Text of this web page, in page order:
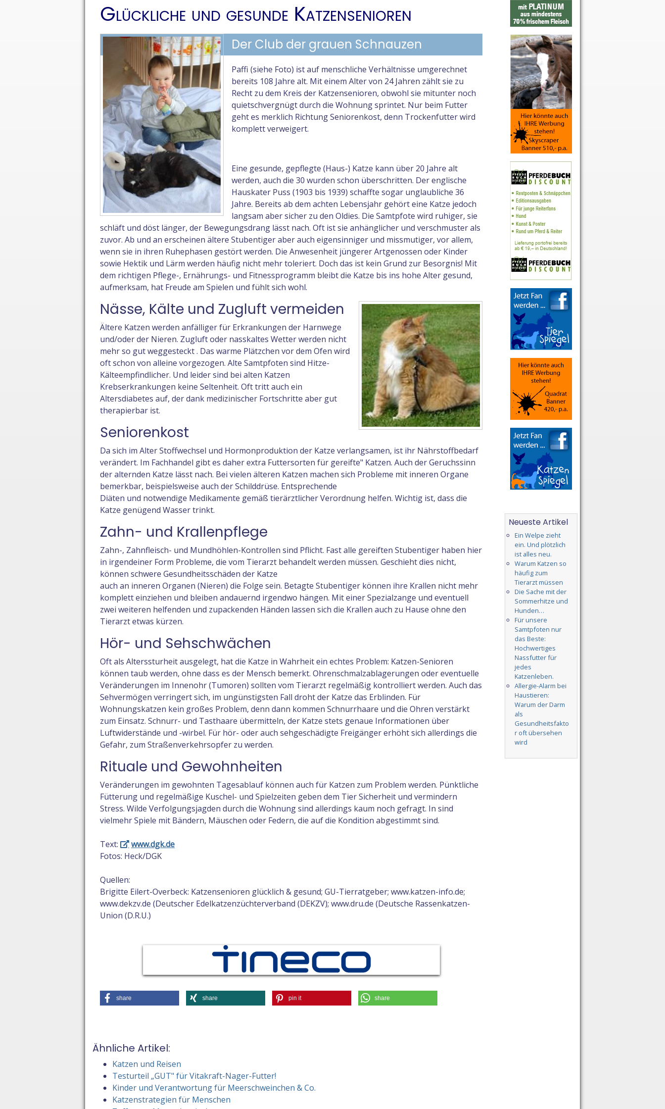
Glückliche und gesunde Katzensenioren
Der Club der grauen Schnauzen
Paffi (siehe Foto) ist auf menschliche Verhältnisse umgerechnet
bereits 108 Jahre alt. Mit einem Alter von 24 Jahren zählt sie zu
Recht zu dem Kreis der Katzensenioren, obwohl sie mitunter noch
quietschvergnügt durch die Wohnung sprintet. Nur beim Futter
geht es merklich Richtung Seniorenkost, denn Trockenfutter wird
komplett verweigert.
Eine gesunde, gepflegte (Haus-) Katze kann über 20 Jahre alt
werden, auch die 30 wurden schon überschritten. Der englische
Hauskater Puss (1903 bis 1939) schaffte sogar unglaubliche 36
Jahre. Bereits ab dem achten Lebensjahr gehört eine Katze jedoch
langsam aber sicher zu den Oldies. Die Samtpfote wird ruhiger, sie
schläft und döst länger, der Bewegungsdrang lässt nach. Oft ist sie anhänglicher und verschmuster als
zuvor. Ab und an erscheinen ältere Stubentiger aber auch eigensinniger und missmutiger, vor allem,
wenn sie in ihren Ruhephasen gestört werden. Die Anwesenheit jüngerer Artgenossen oder Kinder
sowie Hektik und Lärm werden häufig nicht mehr toleriert. Doch das ist kein Grund zur Besorgnis! Mit
dem richtigen Pflege-, Ernährungs- und Fitnessprogramm bleibt die Katze bis ins hohe Alter gesund,
aufmerksam, hat Freude am Spielen und fühlt sich wohl.
Nässe, Kälte und Zugluft vermeiden
Ältere Katzen werden anfälliger für Erkrankungen der Harnwege
und/oder der Nieren. Zugluft oder nasskaltes Wetter werden nicht
mehr so gut weggesteckt . Das warme Plätzchen vor dem Ofen wird
oft schon von alleine vorgezogen. Alte Samtpfoten sind Hitze-
Kälteempfindlicher. Und leider sind bei alten Katzen
Krebserkrankungen keine Seltenheit. Oft tritt auch ein
Altersdiabetes auf, der dank medizinischer Fortschritte aber gut
therapierbar ist.
Seniorenkost
Da sich im Alter Stoffwechsel und Hormonproduktion der Katze verlangsamen, ist ihr Nährstoffbedarf
verändert. Im Fachhandel gibt es daher extra Futtersorten für gereifte" Katzen. Auch der Geruchssinn
der alternden Katze lässt nach. Bei vielen älteren Katzen machen sich Probleme mit inneren Organe
bemerkbar, beispielsweise auch der Schilddrüse. Entsprechende
Diäten und notwendige Medikamente gemäß tierärztlicher Verordnung helfen. Wichtig ist, dass die
Katze genügend Wasser trinkt.
Zahn- und Krallenpflege
Zahn-, Zahnfleisch- und Mundhöhlen-Kontrollen sind Pflicht. Fast alle gereiften Stubentiger haben hier
in irgendeiner Form Probleme, die vom Tierarzt behandelt werden müssen. Geschieht dies nicht,
können schwere Gesundheitsschäden der Katze
auch an inneren Organen (Nieren) die Folge sein. Betagte Stubentiger können ihre Krallen nicht mehr
komplett einziehen und bleiben andauernd irgendwo hängen. Mit einer Spezialzange und eventuell
zwei weiteren helfenden und zupackenden Händen lassen sich die Krallen auch zu Hause ohne den
Tierarzt etwas kürzen.
Hör- und Sehschwächen
Oft als Alterssturheit ausgelegt, hat die Katze in Wahrheit ein echtes Problem: Katzen-Senioren
können taub werden, ohne dass es der Mensch bemerkt. Ohrenschmalzablagerungen oder eventuelle
Veränderungen im Innenohr (Tumoren) sollten vom Tierarzt regelmäßig kontrolliert werden. Auch das
Sehvermögen verringert sich, im ungünstigsten Fall droht der Katze das Erblinden. Für
Wohnungskatzen kein großes Problem, denn dann kommen Schnurrhaare und die Ohren verstärkt
zum Einsatz. Schnurr- und Tasthaare übermitteln, der Katze stets genaue Informationen über
Luftwiderstände und -wirbel. Für hör- oder auch sehgeschädigte Freigänger erhöht sich allerdings die
Gefahr, zum Straßenverkehrsopfer zu werden.
Rituale und Gewohnheiten
Veränderungen im gewohnten Tagesablauf können auch für Katzen zum Problem werden. Pünktliche
Fütterung und regelmäßige Kuschel- und Spielzeiten geben dem Tier Sicherheit und vermindern
Stress. Wilde Verfolgungsjagden durch die Wohnung sind allerdings kaum noch gefragt. In sind
vielmehr Spiele mit Bändern, Mäuschen oder Federn, die auf die Kondition abgestimmt sind.
Text:
www.dgk.de
Fotos: Heck/DGK
Quellen:
Brigitte Eilert-Overbeck: Katzensenioren glücklich & gesund; GU-Tierratgeber; www.katzen-info.de;
www.dekzv.de (Deutscher Edelkatzenzüchterverband (DEKZV); www.dru.de (Deutsche Rassenkatzen-
Union (D.R.U.)
share share pin it share
Ähnliche Artikel:
Katzen und Reisen
Testurteil „GUT" für Vitakraft-Nager-Futter!
Kinder und Verantwortung für Meerschweinchen & Co.
Katzenstrategien für Menschen
Neueste Artikel
Ein Welpe zieht
ein. Und plötzlich
ist alles neu.
Warum Katzen so
häufig zum
Tierarzt müssen
Die Sache mit der
Sommerhitze und
Hunden…
Für unsere
Samtpfoten nur
das Beste:
Hochwertiges
Nassfutter für
jedes
Katzenleben.
Allergie-Alarm bei
Haustieren:
Warum der Darm
als
Gesundheitsfakto
r oft übersehen
wird